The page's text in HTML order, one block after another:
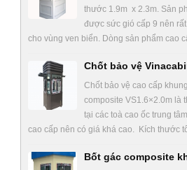
thước 1.9m x 2.3m. Sản
được sức gió cấp 9 nên
cho vùng ven biển. Dòng sản phẩm cao
Chốt bảo vệ
Chốt bảo vệ cao cấp
composite VS1.6×2.0m là
tại các toà cao ốc trung
cao cấp nên có giá khá cao. Kích thước
Bốt gác composite